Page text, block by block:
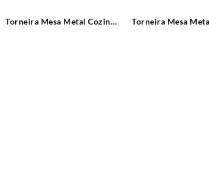
Torneira Mesa Metal Cozinha
Torneira Mesa